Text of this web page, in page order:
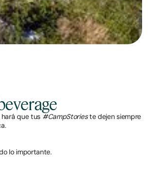
que tus #CampStorieste dejen siempre
lo importante.